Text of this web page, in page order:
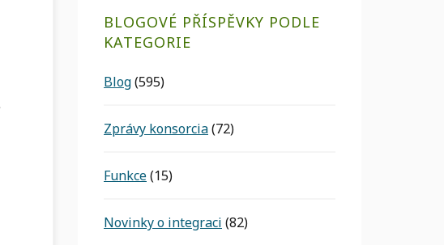
BLOGOVÉ PŘÍSPĚVKY PODLE
KATEGORIE
Blog(595)
Zprávy konsorcia(72)
Funkce(15)
Novinky o integraci (82)